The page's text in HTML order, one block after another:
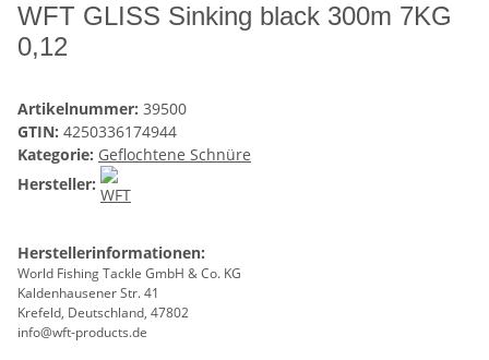
WFT GLISS Sinking black 300m 7KG
0,12
Artikelnummer: 39500
GTIN: 4250336174944
Kategorie: Geflochtene Schnüre
Hersteller:
Herstellerinformationen:
World Fishing Tackle GmbH & Co. KG
Kaldenhausener Str. 41
Krefeld, Deutschland, 47802
info@wft-products.de